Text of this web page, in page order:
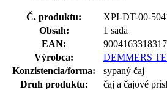
Č. produktu:
XPI-DT-00-
Obsah:
1 sada
EAN:
9004163318317
Výrobca:
DEMMERS
Konzistencia/forma:
sypaný čaj
Druh produktu:
čaj a čajové